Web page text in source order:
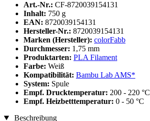
Art.-Nr.: CF-8720039154131
Inhalt: 750 g
EAN: 8720039154131
Hersteller-Nr.: 8720039154131
Marken (Hersteller): colorFabb
Durchmesser: 1,75 mm
Produktarten: PLA Filament
Farbe: Weiß
Kompatibilität: Bambu Lab AMS*
System: Spule
Empf. Drucktemperatur: 200 - 220 °C
Empf. Heizbetttemperatur: 0 - 50 °C
Beschreibung